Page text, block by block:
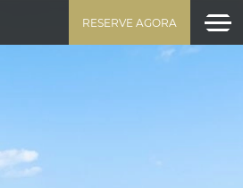
RESERVE AGORA